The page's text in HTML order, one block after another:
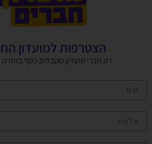
הצטרפות למועדון
רק חברי מועדון מקבלים כסף בחזרה